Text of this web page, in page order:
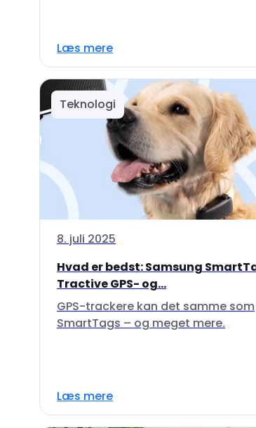
Læs mere
Teknologi
8. juli 2025
Hvad er bedst: Samsung
Tractive GPS- og...
GPS-trackere kan det samme som
SmartTags – og meget mere.
Læs mere